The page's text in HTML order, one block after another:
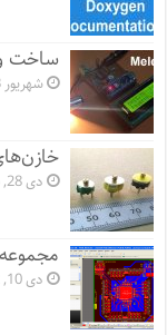
ساخت
شهریور 23, 1397
دی 28, 1396
مجموعه
دی 10, 1392